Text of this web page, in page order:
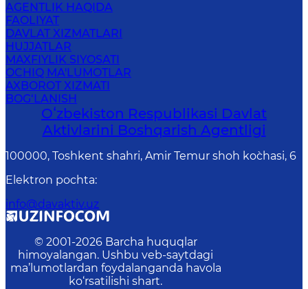
AGENTLIK HAQIDA
FAOLIYAT
DAVLAT XIZMATLARI
HUJJATLAR
MAXFIYLIK SIYOSATI
OCHIQ MA'LUMOTLAR
AXBOROT XIZMATI
BOG‘LANISH
Oʻzbekiston Respublikasi Davlat
Aktivlarini Boshqarish Agentligi
100000, Toshkent shahri, Amir Temur shoh ko`chasi, 6
Elektron pochta:
info@davaktiv.uz
© 2001-2026 Barcha huquqlar
himoyalangan. Ushbu veb-saytdagi
ma’lumotlardan foydalanganda havola
ko‘rsatilishi shart.